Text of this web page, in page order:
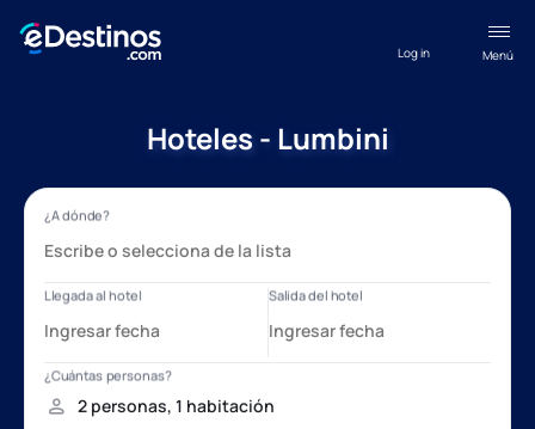
Menú
Log in
Hoteles - Lumbini